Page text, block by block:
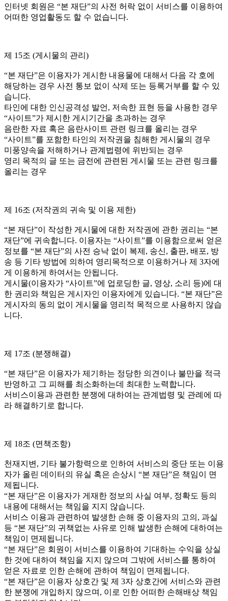
인터넷 회원은 “본 재단”의 사전 허락 없이 서비스를 이용하여
어떠한 영업활동도 할 수 없습니다.
제 15조 (게시물의 관리)
“본 재단”은 이용자가 게시한 내용물에 대해서 다음 각 호에
해당하는 경우 사전 통보 없이 삭제 또는 등록거부를 할 수 있
습니다.
타인에 대한 인신공격성 발언, 저속한 표현 등을 사용한 경우
“사이트”가 제시한 게시기간을 초과하는 경우
음란한 자료 혹은 음란사이트 관련 링크를 올리는 경우
“사이트”를 포함한 타인의 저작권을 침해한 게시물의 경우
미풍양속을 저해하거나 관계법령에 위반되는 경우
영리 목적의 글 또는 금전에 관련된 게시물 또는 관련 링크를
올리는 경우
제 16조 (저작권의 귀속 및 이용 제한)
“본 재단”이 작성한 게시물에 대한 저작권에 관한 권리는 “본
재단”에 귀속합니다. 이용자는 “사이트”를 이용함으로써 얻은
정보를 “본 재단”의 사전 승낙 없이 복제, 송신, 출판, 배포, 방
송 등 기타 방법에 의하여 영리목적으로 이용하거나 제 3자에
게 이용하게 하여서는 안됩니다.
게시물(이용자가 “사이트”에 업로딩한 글, 영상, 소리 등)에 대
한 권리와 책임은 게시자인 이용자에게 있습니다. “본 재단”은
게시자의 동의 없이 게시물을 영리적 목적으로 사용하지 않습
니다.
제 17조 (분쟁해결)
“본 재단”은 이용자가 제기하는 정당한 의견이나 불만을 적극
반영하고 그 피해를 최소화하는데 최대한 노력합니다.
서비스이용과 관련한 분쟁에 대하여는 관계법령 및 관례에 따
라 해결하기로 합니다.
제 18조 (면책조항)
천재지변, 기타 불가항력으로 인하여 서비스의 중단 또는 이용
자가 올린 데이터의 유실 혹은 손상시 “본 재단”은 책임이 면
제됩니다.
“본 재단”은 이용자가 게재한 정보의 사실 여부, 정확도 등의
내용에 대해서는 책임을 지지 않습니다.
서비스 이용과 관련하여 발생한 손해 중 이용자의 고의, 과실
등 “본 재단”의 귀책없는 사유로 인해 발생한 손해에 대하여는
책임이 면제됩니다.
“본 재단”은 회원이 서비스를 이용하여 기대하는 수익을 상실
한 것에 대하여 책임을 지지 않으며 그밖에 서비스를 통하여
얻은 자료로 인한 손해에 관하여 책임이 면제됩니다.
“본 재단”은 이용자 상호간 및 제 3자 상호간에 서비스와 관련
한 분쟁에 개입하지 않으며, 이로 인한 어떠한 손해배상 책임